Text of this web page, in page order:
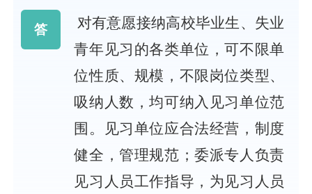
答
对有意愿接纳高校毕业生、失业
青年见习的各类单位，可不限单
位性质、规模，不限岗位类型、
吸纳人数，均可纳入见习单位范
围。见习单位应合法经营，制度
健全，管理规范；委派专人负责
见习人员工作指导，为见习人员